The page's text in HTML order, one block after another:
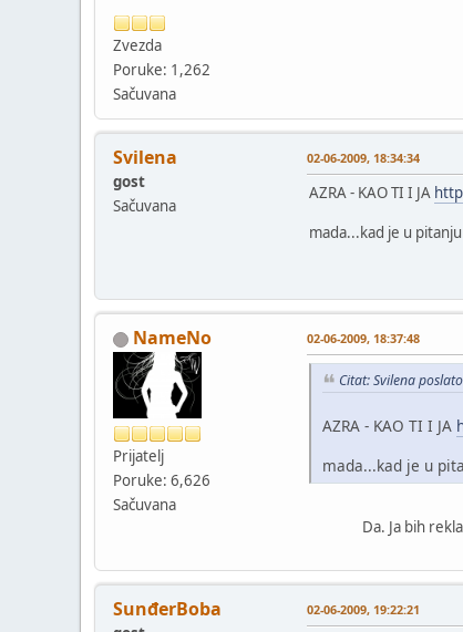
Zvezda
Poruke: 1,262
Sačuvana
Svilena
gost
Sačuvana
02-06-2009, 18:34:34
AZRA - KAO TI I JA
mada...kad je u
NameNo
Prijatelj
Poruke: 6,626
Sačuvana
02-06-2009, 18:37:48
Citat: Svilena
AZRA - KAO TI I JA
mada...kad je u
Da. Ja bih rekla,
SunđerBoba 02-06-2009, 19:22:21